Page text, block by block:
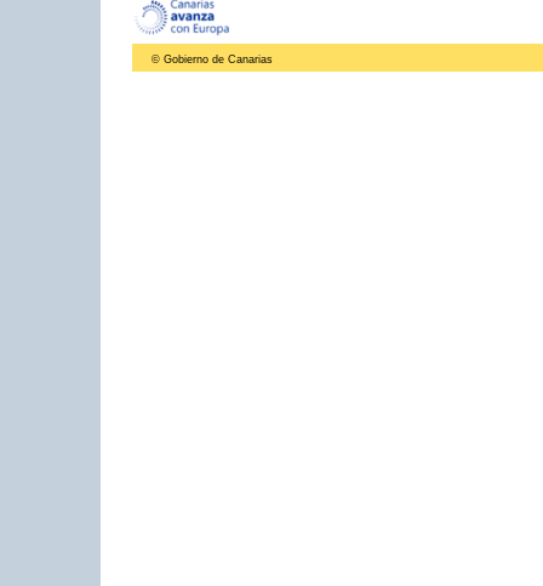
© Gobierno de Canarias